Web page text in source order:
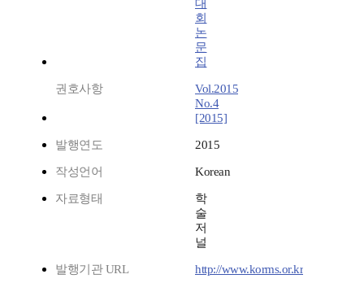
대
회
논
문
집
권호사항
Vol.2015
No.4
[2015]
발행연도 2015
작성언어 Korean
자료형태
학
술
저
널
발행기관 URL http://www.korms.or.kr